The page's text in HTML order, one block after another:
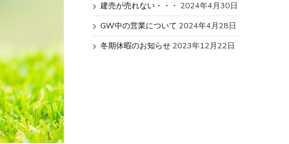
建売が売れない・・・ 2024年4月30日
GW中の営業について 2024年4月28日
冬期休暇のお知らせ 2023年12月22日